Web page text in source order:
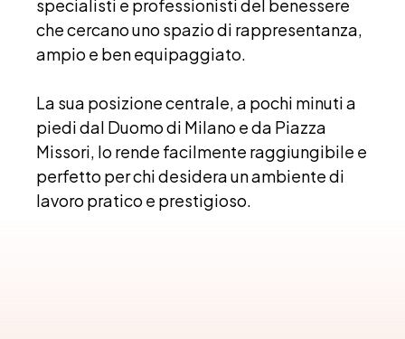
specialisti e professionisti del benessere
che cercano uno spazio di rappresentanza,
ampio e ben equipaggiato.
La sua posizione centrale, a pochi minuti a
piedi dal Duomo di Milano e da Piazza
Missori, lo rende facilmente raggiungibile e
perfetto per chi desidera un ambiente di
lavoro pratico e prestigioso.